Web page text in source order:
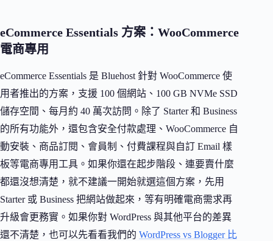
eCommerce Essentials 方案：WooCommerce
電商專用
eCommerce Essentials 是 Bluehost 針對 WooCommerce 使
用者推出的方案，支援 100 個網站、100 GB NVMe SSD
儲存空間、每月約 40 萬次訪問。除了 Starter 和 Business
的所有功能外，還包含安全付款處理、WooCommerce 自
動安裝、商品訂閱、會員制、付費課程與自訂 Email 樣
板等電商專用工具。如果你還在起步階段、連要賣什麼
都還沒想清楚，就不建議一開始就選這個方案，先用
Starter 或 Business 把網站做起來，等有明確電商需求再
升級會更務實。如果你對 WordPress 與其他平台的差異
還不清楚，也可以先看看我們的 WordPress vs Blogger 比